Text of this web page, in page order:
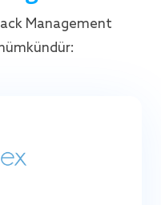
Management